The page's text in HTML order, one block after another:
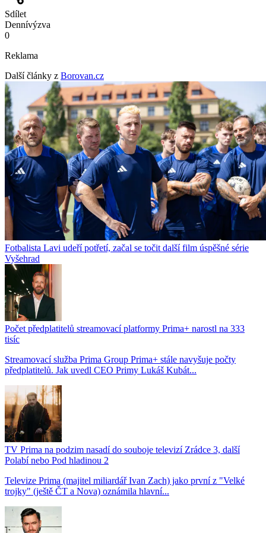
Sdílet
Dennívýzva
0
Reklama
Další články z Borovan.cz
Fotbalista Lavi udeří potřetí, začal se točit další film úspěšné série
Vyšehrad
Počet předplatitelů streamovací platformy Prima+ narostl na 333
tisíc
Streamovací služba Prima Group Prima+ stále navyšuje počty
předplatitelů. Jak uvedl CEO Primy Lukáš Kubát...
TV Prima na podzim nasadí do souboje televizí Zrádce 3, další
Polabí nebo Pod hladinou 2
Televize Prima (majitel miliardář Ivan Zach) jako první z "Velké
trojky" (ještě ČT a Nova) oznámila hlavní...